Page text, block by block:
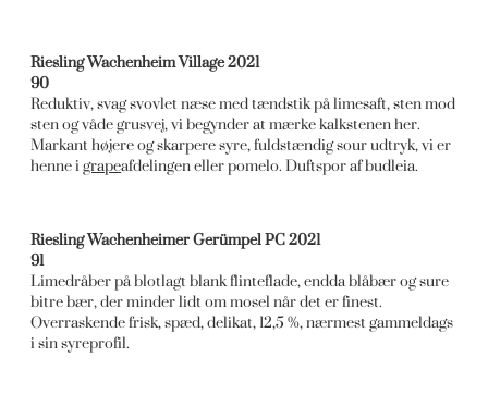
Riesling Wachenheim Village 2021
90
Reduktiv, svag svovlet næse med tændstik på limesaft, sten mod
sten og våde grusvej, vi begynder at mærke kalkstenen her.
Markant højere og skarpere syre, fuldstændig sour udtryk, vi er
henne igrapeafdelingen eller pomelo. Duftspor af budleia.
Riesling Wachenheimer Gerümpel PC 2021
91
Limedråber på blotlagt blank flinteflade, endda blåbær og sure
bitre bær, der minder lidt om mosel når det er finest.
Overraskende frisk, spæd, delikat, 12,5 %, nærmest gammeldags
i sin syreprofil.